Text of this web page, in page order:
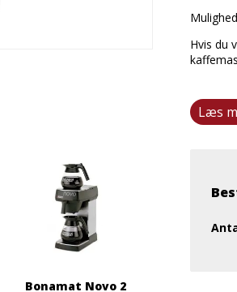
Hvis du
Læs
Bonamat Novo 2